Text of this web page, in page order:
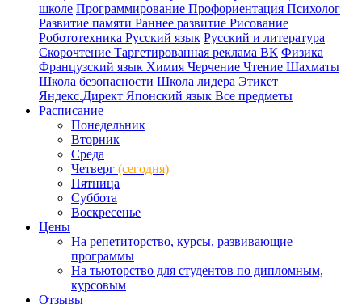
школе Программирование Профориентация Психолог
Развитие памяти Раннее развитие Рисование
Робототехника Русский язык Русский и литература
Скорочтение Таргетированная реклама ВК Физика
Французский язык Химия Черчение Чтение Шахматы
Школа безопасности Школа лидера Этикет
Яндекс.Директ Японский язык Все предметы
Расписание
Понедельник
Вторник
Среда
Четверг (сегодня)
Пятница
Суббота
Воскресенье
Цены
На репетиторство, курсы, развивающие
программы
На тьюторство для студентов по дипломным,
курсовым
Отзывы